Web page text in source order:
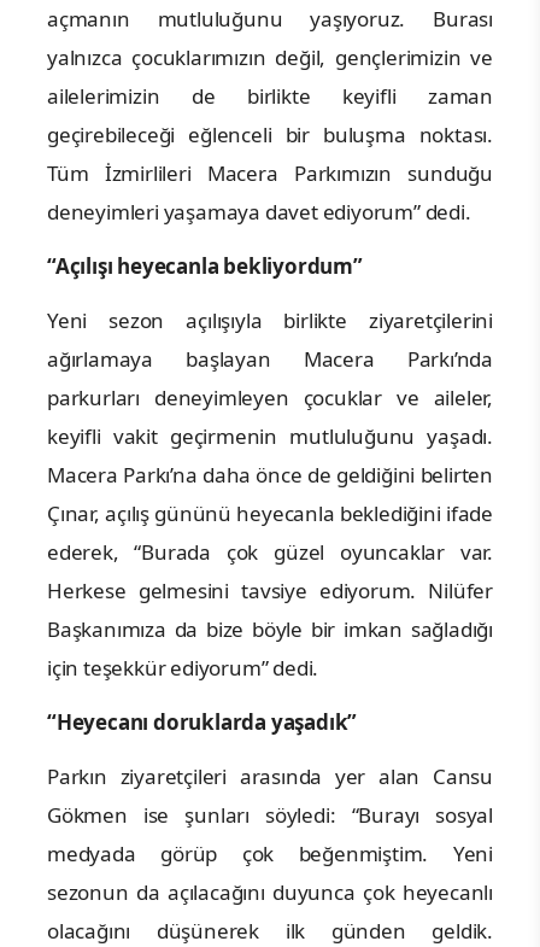
açmanın mutluluğunu yaşıyoruz. Burası
yalnızca çocuklarımızın değil, gençlerimizin ve
ailelerimizin de birlikte keyifli zaman
geçirebileceği eğlenceli bir buluşma noktası.
Tüm İzmirlileri Macera Parkımızın sunduğu
deneyimleri yaşamaya davet ediyorum” dedi.
“Açılışı heyecanla bekliyordum”
Yeni sezon açılışıyla birlikte ziyaretçilerini
ağırlamaya başlayan Macera Parkı’nda
parkurları deneyimleyen çocuklar ve aileler,
keyifli vakit geçirmenin mutluluğunu yaşadı.
Macera Parkı’na daha önce de geldiğini belirten
Çınar, açılış gününü heyecanla beklediğini ifade
ederek, “Burada çok güzel oyuncaklar var.
Herkese gelmesini tavsiye ediyorum. Nilüfer
Başkanımıza da bize böyle bir imkan sağladığı
için teşekkür ediyorum” dedi.
“Heyecanı doruklarda yaşadık”
Parkın ziyaretçileri arasında yer alan Cansu
Gökmen ise şunları söyledi: “Burayı sosyal
medyada görüp çok beğenmiştim. Yeni
sezonun da açılacağını duyunca çok heyecanlı
olacağını düşünerek ilk günden geldik.